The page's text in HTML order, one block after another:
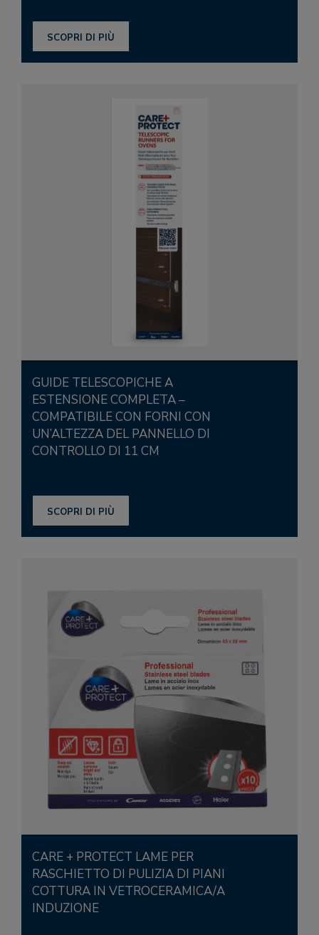
SCOPRI DI PIÙ
GUIDE TELESCOPICHE A
ESTENSIONE COMPLETA –
COMPATIBILE CON FORNI CON
UN’ALTEZZA DEL PANNELLO DI
CONTROLLO DI 11 CM
SCOPRI DI PIÙ
CARE + PROTECT LAME PER
RASCHIETTO DI PULIZIA DI PIANI
COTTURA IN VETROCERAMICA/A
INDUZIONE